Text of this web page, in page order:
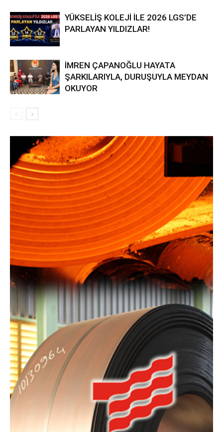
YÜKSELİŞ KOLEJİ İLE 2026 LGS’DE
PARLAYAN YILDIZLAR!
İMREN ÇAPANOĞLU HAYATA
ŞARKILARIYLA, DURUŞUYLA MEYDAN
OKUYOR